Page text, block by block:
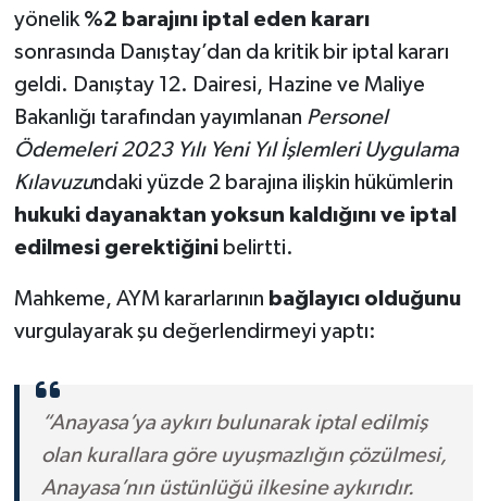
yönelik %2 barajını iptal eden kararı
sonrasında Danıştay’dan da kritik bir iptal kararı
geldi. Danıştay 12. Dairesi, Hazine ve Maliye
Bakanlığı tarafından yayımlanan Personel
Ödemeleri 2023 Yılı Yeni Yıl İşlemleri Uygulama
Kılavuzundaki yüzde 2 barajına ilişkin hükümlerin
hukuki dayanaktan yoksun kaldığını ve iptal
edilmesi gerektiğinibelirtti.
Mahkeme, AYM kararlarının bağlayıcı olduğunu
vurgulayarak şu değerlendirmeyi yaptı:
“Anayasa’ya aykırı bulunarak iptal edilmiş
olan kurallara göre uyuşmazlığın çözülmesi,
Anayasa’nın üstünlüğü ilkesine aykırıdır.